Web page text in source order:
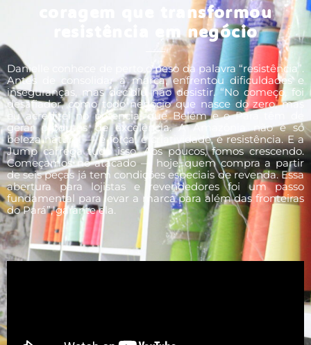
coragem que transformou
resistência em negócio
Danielle conhece de perto o peso da palavra “resistência”.
Antes de consolidar a marca, enfrentou dificuldades e
inseguranças, mas decidiu não desistir. “No começo, foi
desafiador, como todo negócio que nasce do zero, mas
eu acreditei no potencial que Belém e o Pará têm de
gerar produtos de excelência. A Amazônia não é só
beleza natural — é força, é criatividade, é resistência. E a
Jump carrega tudo isso. Aos poucos, fomos crescendo.
Começamos no atacado — hoje, quem compra a partir
de seis peças já tem condições especiais de revenda. Essa
abertura para lojistas e revendedores foi um passo
fundamental para levar a marca para além das fronteiras
do Pará”, garante ela.